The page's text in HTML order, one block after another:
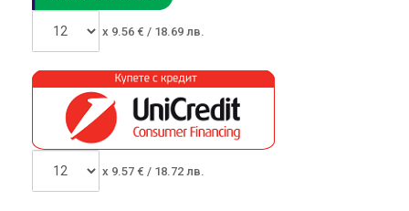
x 9.56 € / 18.69 лв.
x 9.57 € / 18.72 лв.